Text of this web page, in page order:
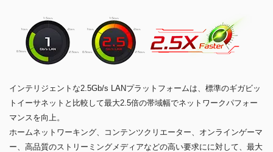
インテリジェントな2.5Gb/s LANプラットフォームは、標準のギガビッ
トイーサネットと比較して最大2.5倍の帯域幅でネットワークパフォー
マンスを向上。
ホームネットワーキング、コンテンツクリエーター、オンラインゲーマ
ー、高品質のストリーミングメディアなどの高い要求にに対して、最大